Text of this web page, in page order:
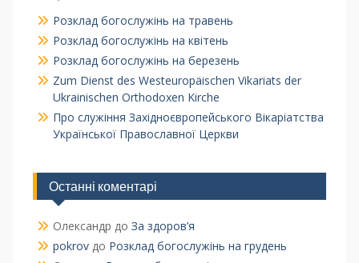
Розклад богослужінь на травень
Розклад богослужінь на квітень
Розклад богослужінь на березень
Zum Dienst des Westeuropäischen Vikariats der
Ukrainischen Orthodoxen Kirche
Про служіння Західноєвропейського Вікаріатства
Української Православної Церкви
Останні коментарі
Олександр до За здоров’я
pokrovдо Розклад богослужінь на грудень